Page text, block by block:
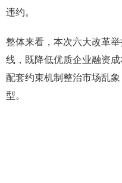
违约。
整体来看，本次六大改革
线，既降低优质企业融资
配套约束机制整治市场乱
型。